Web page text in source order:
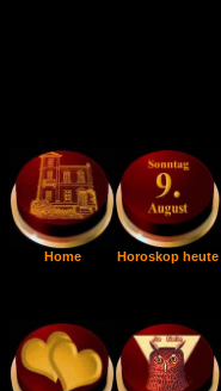
Home Horoskop heute